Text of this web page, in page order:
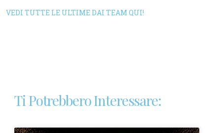
VEDI TUTTE LE ULTIME DAI TEAM QUI!
Ti Potrebbero Interessare: